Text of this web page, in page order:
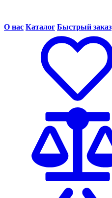
О нас Каталог Быстрый заказ